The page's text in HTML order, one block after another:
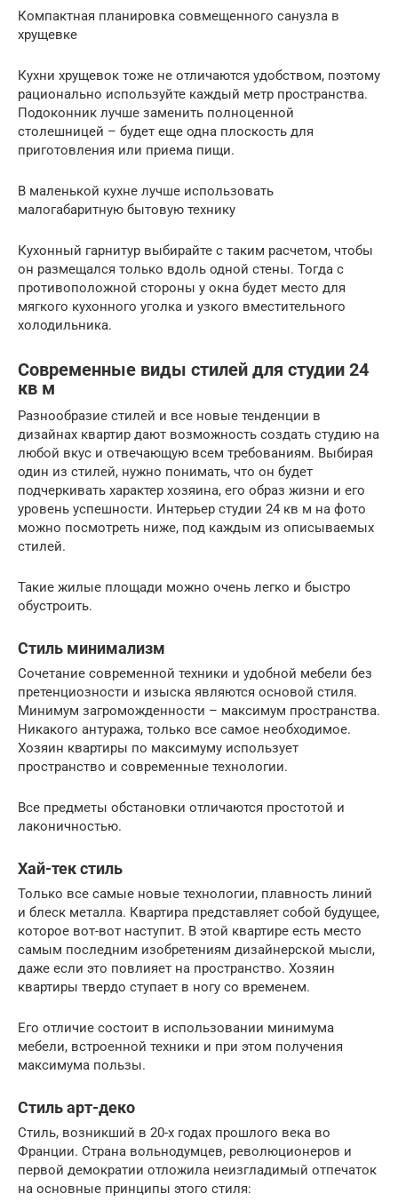
Компактная планировка совмещенного санузла в
хрущевке
Кухни хрущевок тоже не отличаются удобством, поэтому
рационально используйте каждый метр пространства.
Подоконник лучше заменить полноценной
столешницей – будет еще одна плоскость для
приготовления или приема пищи.
В маленькой кухне лучше использовать
малогабаритную бытовую технику
Кухонный гарнитур выбирайте с таким расчетом, чтобы
он размещался только вдоль одной стены. Тогда с
противоположной стороны у окна будет место для
мягкого кухонного уголка и узкого вместительного
холодильника.
Современные виды стилей для студии 24
кв м
Разнообразие стилей и все новые тенденции в
дизайнах квартир дают возможность создать студию на
любой вкус и отвечающую всем требованиям. Выбирая
один из стилей, нужно понимать, что он будет
подчеркивать характер хозяина, его образ жизни и его
уровень успешности. Интерьер студии 24 кв м на фото
можно посмотреть ниже, под каждым из описываемых
стилей.
Такие жилые площади можно очень легко и быстро
обустроить.
Стиль минимализм
Сочетание современной техники и удобной мебели без
претенциозности и изыска являются основой стиля.
Минимум загроможденности – максимум пространства.
Никакого антуража, только все самое необходимое.
Хозяин квартиры по максимуму использует
пространство и современные технологии.
Все предметы обстановки отличаются простотой и
лаконичностью.
Хай-тек стиль
Только все самые новые технологии, плавность линий
и блеск металла. Квартира представляет собой будущее,
которое вот-вот наступит. В этой квартире есть место
самым последним изобретениям дизайнерской мысли,
даже если это повлияет на пространство. Хозяин
квартиры твердо ступает в ногу со временем.
Его отличие состоит в использовании минимума
мебели, встроенной техники и при этом получения
максимума пользы.
Стиль арт-деко
Стиль, возникший в 20-х годах прошлого века во
Франции. Страна вольнодумцев, революционеров и
первой демократии отложила неизгладимый отпечаток
на основные принципы этого стиля: